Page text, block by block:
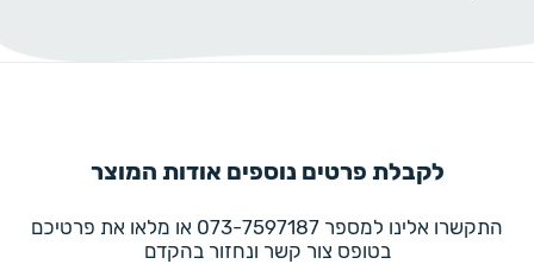
לקבלת פרטים נוספים אודות המוצר
התקשרו אלינו למספר 073-7597187 או מלאו את פרטיכם
בטופס צור קשר ונחזור בהקדם